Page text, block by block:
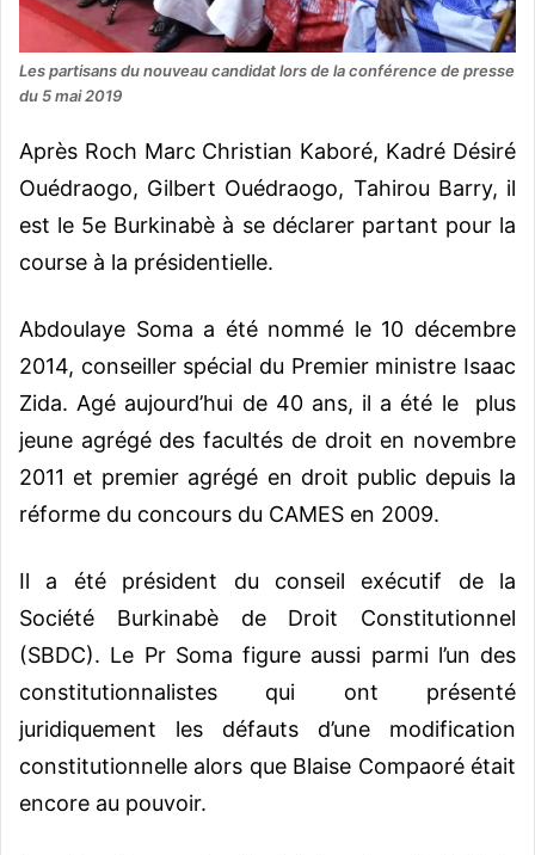
Les partisans du nouveau candidat lors de la conférence de presse
du 5 mai 2019
Après Roch Marc Christian Kaboré, Kadré Désiré
Ouédraogo, Gilbert Ouédraogo, Tahirou Barry, il
est le 5e Burkinabè à se déclarer partant pour la
course à la présidentielle.
Abdoulaye Soma a été nommé le 10 décembre
2014, conseiller spécial du Premier ministre Isaac
Zida. Agé aujourd’hui de 40 ans, il a été le plus
jeune agrégé des facultés de droit en novembre
2011 et premier agrégé en droit public depuis la
réforme du concours du CAMES en 2009.
Il a été président du conseil exécutif de la
Société Burkinabè de Droit Constitutionnel
(SBDC). Le Pr Soma figure aussi parmi l’un des
constitutionnalistes qui ont présenté
juridiquement les défauts d’une modification
constitutionnelle alors que Blaise Compaoré était
encore au pouvoir.